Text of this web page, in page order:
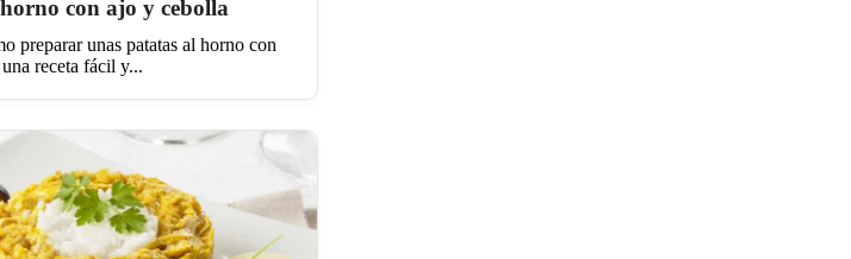
con ajo y cebolla
preparar unas patatas al horno con
receta fácil y...